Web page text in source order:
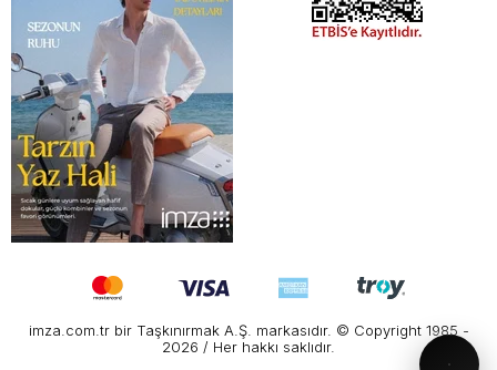
imza.com.tr bir Taşkınırmak A.Ş. markasıdır. © Copyright 1985 -
2026 / Her hakkı saklıdır.